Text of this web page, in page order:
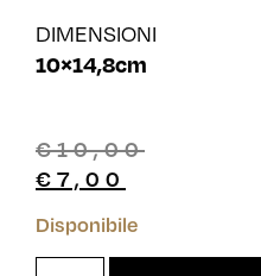
DIMENSIONI
10×14,8cm
€10,00
€ 7,00
Disponibile